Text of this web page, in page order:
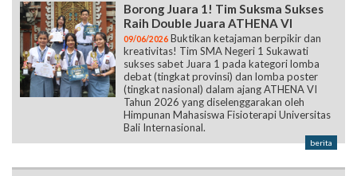
Borong Juara 1! Tim Suksma Sukses
Raih Double Juara ATHENA VI
09/06/2026 Buktikan ketajaman berpikir dan
kreativitas! Tim SMA Negeri 1 Sukawati
sukses sabet Juara 1 pada kategori lomba
debat (tingkat provinsi) dan lomba poster
(tingkat nasional) dalam ajang ATHENA VI
Tahun 2026 yang diselenggarakan oleh
Himpunan Mahasiswa Fisioterapi Universitas
Bali Internasional.
berita